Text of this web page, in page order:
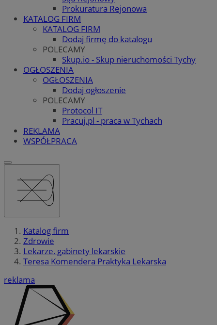
Prokuratura Rejonowa
KATALOG FIRM
KATALOG FIRM
Dodaj firmę do katalogu
POLECAMY
Skup.io - Skup nieruchomości Tychy
OGŁOSZENIA
OGŁOSZENIA
Dodaj ogłoszenie
POLECAMY
Protocol IT
Pracuj.pl - praca w Tychach
REKLAMA
WSPÓŁPRACA
Katalog firm
Zdrowie
Lekarze, gabinety lekarskie
Teresa Komendera Praktyka Lekarska
reklama